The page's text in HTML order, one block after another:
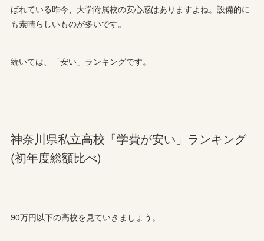
ばれている昨今、大学附属校の安心感はありますよね。設備的に
も素晴らしいものが多いです。
続いては、「安い」ランキングです。
神奈川県私立高校「学費が安い」ランキング
(初年度総額比べ)
90万円以下の高校を見ていきましょう。